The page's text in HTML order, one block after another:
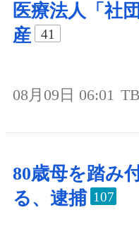
医療法人「社
産
41
08月09日 06:01
80歳母を踏み
る、逮捕 107